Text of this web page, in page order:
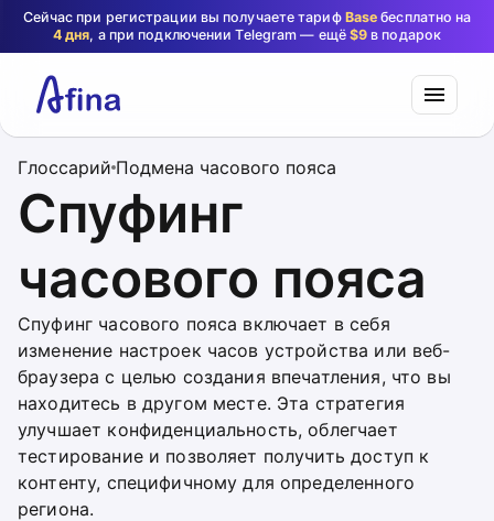
Сейчас при регистрации вы получаете тариф Base бесплатно на
4 дня, а при подключении Telegram — ещё $9 в подарок
Глоссарий Подмена часового пояса
Спуфинг
часового пояса
Спуфинг часового пояса включает в себя
изменение настроек часов устройства или веб-
браузера с целью создания впечатления, что вы
находитесь в другом месте. Эта стратегия
улучшает конфиденциальность, облегчает
тестирование и позволяет получить доступ к
контенту, специфичному для определенного
региона.